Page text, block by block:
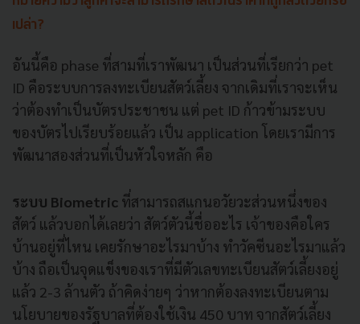
เปล่า?
อันนี้คือ phase ที่สามที่เราพัฒนา เป็นส่วนที่เรียกว่า pet
ID คือระบบการลงทะเบียนสัตว์เลี้ยง จากเดิมที่เราจะเห็น
ว่าต้องทำเป็นบัตรประชาชน แต่ pet ID ก้าวข้ามระบบ
ของบัตรไปเรียบร้อยแล้ว เป็น application โดยเรามีการ
พัฒนาสองส่วนที่เป็นหัวใจหลัก คือ
ระบบ Biometric ที่สามารถสแกนอวัยวะส่วนหนึ่งของ
สัตว์ แล้วบอกได้เลยว่า สัตว์ตัวนี้ชื่ออะไร เจ้าของคือใคร
บ้านอยู่ที่ไหน เคยรักษาอะไรมาบ้าง ทำวัคซีนอะไรมาแล้ว
บ้าง ถือเป็นจุดแข็งของเราที่มีตัวเลขทะเบียนสัตว์เลี้ยงอยู่
แล้ว 2-3 ล้านตัว ถ้าคิดง่ายๆ ว่าหากต้องลงทะเบียนตาม
นโยบายของรัฐบาลที่ต้องใช้เงิน 450 บาท จากสัตว์เลี้ยง